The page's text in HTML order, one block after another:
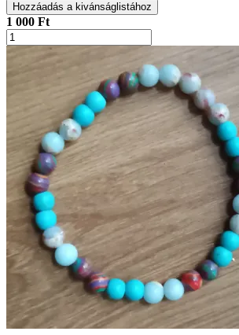
Hozzáadás a kivánságlistához
1 000 Ft